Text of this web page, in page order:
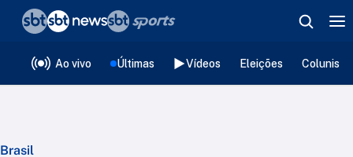
Ao vivo Últimas Vídeos Eleições
Brasil
❮voltar
Editorias